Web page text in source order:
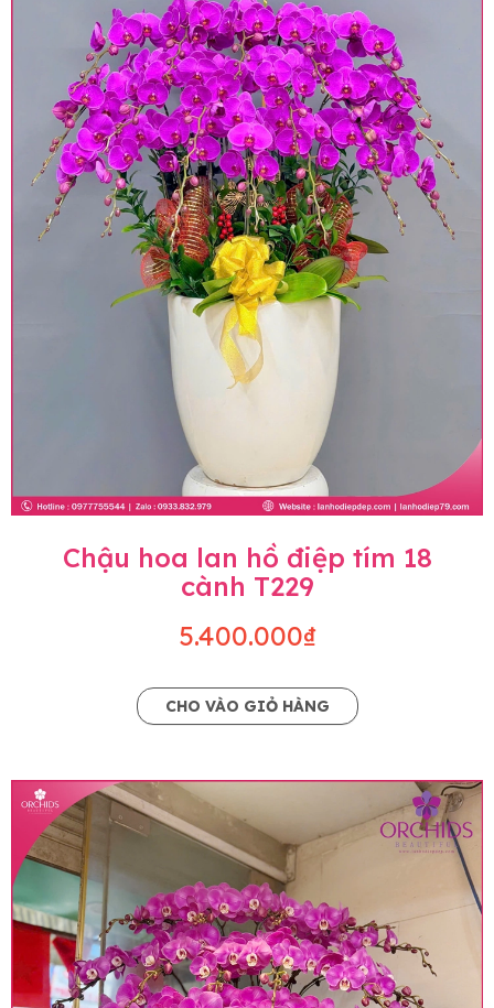
Chậu hoa lan hồ điệp tím 18
cành T229
5.400.000₫
CHO VÀO GIỎ HÀNG